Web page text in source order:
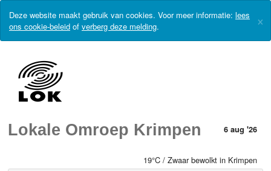
Deze website maakt gebruik van cookies. Voor meer informatie: lees
ons cookie-beleid of verberg deze melding. ×
Lokale Omroep Krimpen 6 aug '26
19°C / Zwaar bewolkt in Krimpen